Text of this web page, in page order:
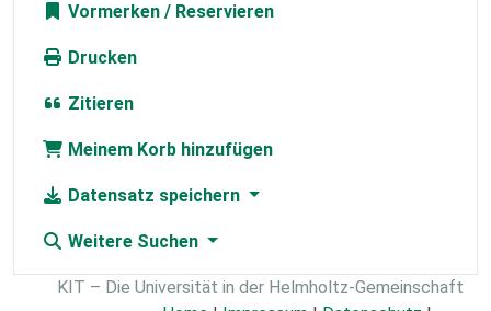
Vormerken
Drucken
Zitieren
Meinem Korb hinzufügen
Datensatz speichern
Weitere Suchen
KIT – Die Universität in der Helmholtz-Gemeinschaft